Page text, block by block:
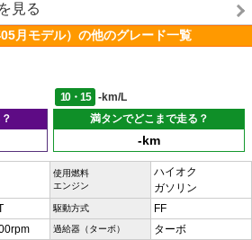
見る
月モデル）の他のグレード一覧
10・15
-km/L
満タンでどこまで走る？
-km
使用燃料
エンジン
ハイオク
ガソリン
駆動方式 FF
過給器（ターボ） ターボ